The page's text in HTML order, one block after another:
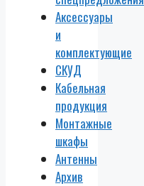
Аксессуары
и
комплектующие
СКУД
Кабельная
продукция
Монтажные
шкафы
Антенны
Архив